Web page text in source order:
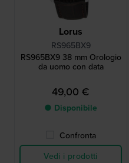
Lorus
RS965BX9
RS965BX9 38 mm Orologio
da uomo con data
49,00 €
● Disponibile
Confronta
Vedi i prodotti